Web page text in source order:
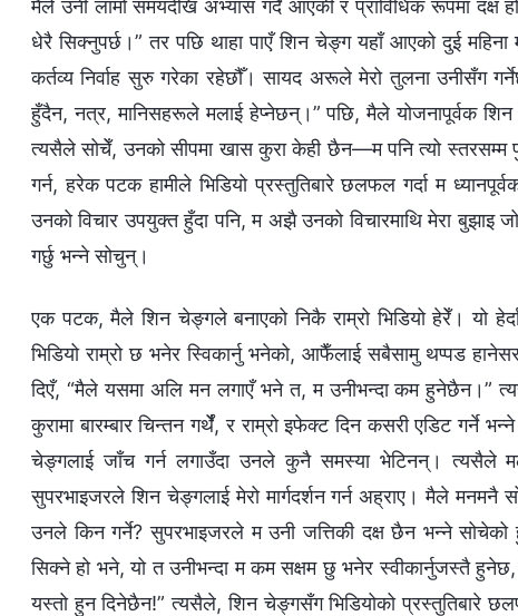
मैले उनी लामो समयदेखि अभ्यास गर्दै आएकी र प्राविधिक रूपमा
धेरै सिक्नुपर्छ।” तर पछि थाहा पाएँ शिन चेङ्ग यहाँ आएको दुई
कर्तव्य निर्वाह सुरु गरेका रहेछौँ। सायद अरूले मेरो तुलना उनीसँग
हुँदैन, नत्र, मानिसहरूले मलाई हेप्नेछन्।” पछि, मैले योजनापूर्वक
त्यसैले सोचेँ, उनको सीपमा खास कुरा केही छैन—म पनि त्यो स्तरसम्म
गर्न, हरेक पटक हामीले भिडियो प्रस्तुतिबारे छलफल गर्दा म
उनको विचार उपयुक्त हुँदा पनि, म अझै उनको विचारमाथि मेरा बुझाइ
गर्छु भन्‍ने सोचुन्।
एक पटक, मैले शिन चेङ्गले बनाएको निकै राम्रो भिडियो हेरेँ। यो
भिडियो राम्रो छ भनेर स्विकार्नु भनेको, आफैँलाई सबैसामु थप्पड
दिएँ, “मैले यसमा अलि मन लगाएँ भने त, म उनीभन्दा कम हुनेछैन।”
कुरामा बारम्बार चिन्तन गर्थेँ, र राम्रो इफेक्ट दिन कसरी एडिट गर्ने
चेङ्गलाई जाँच गर्न लगाउँदा उनले कुनै समस्या भेटिनन्। त्यसैले
सुपरभाइजरले शिन चेङ्गलाई मेरो मार्गदर्शन गर्न अह्राए। मैले मनमनै
उनले किन गर्ने? सुपरभाइजरले म उनी जत्तिकी दक्ष छैन भन्‍ने सोचेको
सिक्ने हो भने, यो त उनीभन्दा म कम सक्षम छु भनेर स्वीकार्नुजस्तै
यस्तो हुन दिनेछैन!” त्यसैले, शिन चेङ्गसँग भिडियोको प्रस्तुतिबारे